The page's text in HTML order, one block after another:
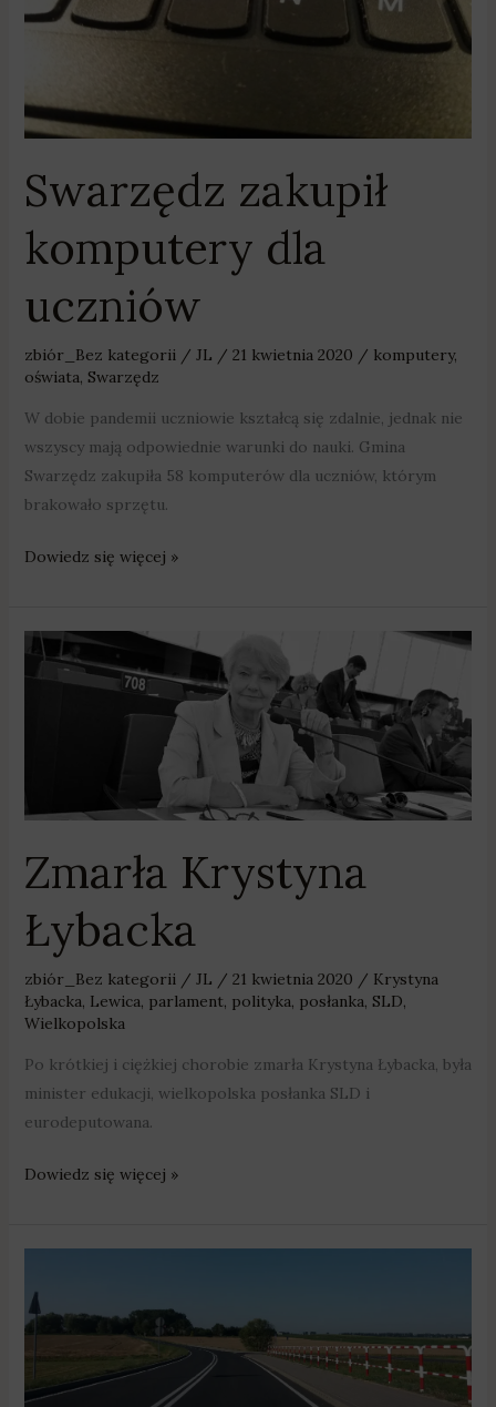
Swarzędz zakupił
komputery dla
uczniów
zbiór_Bez kategorii/ JL / 21 kwietnia 2020 / komputery,
oświata, Swarzędz
W dobie pandemii uczniowie kształcą się zdalnie, jednak nie
wszyscy mają odpowiednie warunki do nauki. Gmina
Swarzędz zakupiła 58 komputerów dla uczniów, którym
brakowało sprzętu.
Dowiedz się więcej »
Zmarła Krystyna
Łybacka
zbiór_Bez kategorii/ JL / 21 kwietnia 2020 / Krystyna
Łybacka, Lewica, parlament, polityka, posłanka, SLD,
Wielkopolska
Po krótkiej i ciężkiej chorobie zmarła Krystyna Łybacka, była
minister edukacji, wielkopolska posłanka SLD i
eurodeputowana.
Zmarła
Krystyna
Dowiedz się więcej »
mln
zł